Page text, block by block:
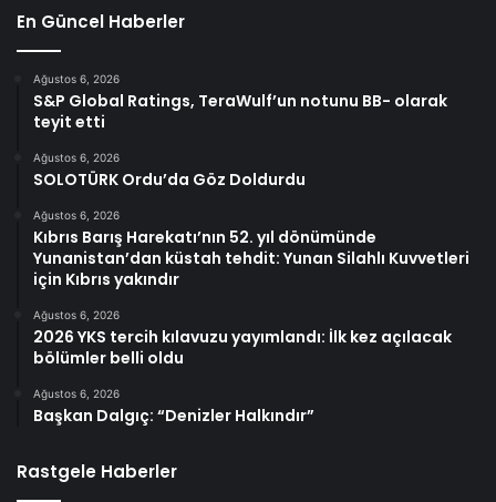
En Güncel Haberler
Ağustos 6, 2026
S&P Global Ratings, TeraWulf’un notunu BB- olarak
teyit etti
Ağustos 6, 2026
SOLOTÜRK Ordu’da Göz Doldurdu
Ağustos 6, 2026
Kıbrıs Barış Harekatı’nın 52. yıl dönümünde
Yunanistan’dan küstah tehdit: Yunan Silahlı Kuvvetleri
için Kıbrıs yakındır
Ağustos 6, 2026
2026 YKS tercih kılavuzu yayımlandı: İlk kez açılacak
bölümler belli oldu
Ağustos 6, 2026
Başkan Dalgıç: “Denizler Halkındır”
Rastgele Haberler